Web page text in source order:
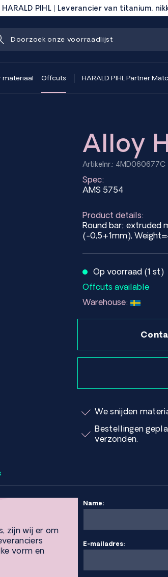
HARALD PIHL | Leverancier van titanium,
materiaal Offcuts HARALD PIHL Partner
Alloy
Artikelnr.: 4MD060677C
Spec:
AMS 5754
Product details:
Round bar; extruded
(-0,5+1mm),
Op voorraad (1 st)
Offcuts available
Warehouse:
We snijden
Bestellingen
verzonden.
zijn wij er om
vorm en
Name:
E-mailadres: